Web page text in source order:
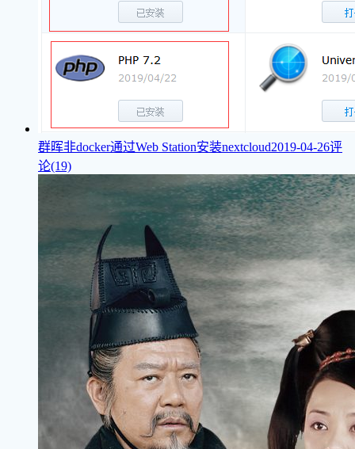
群晖非docker通过Web Station安装nextcloud2019-04-26评
论(19)